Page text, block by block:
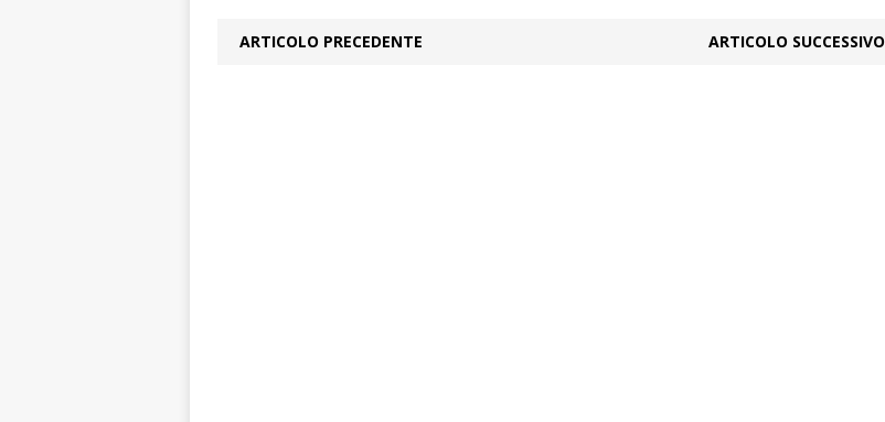
ARTICOLO PRECEDENTE ARTICOLO SUCCESSIVO